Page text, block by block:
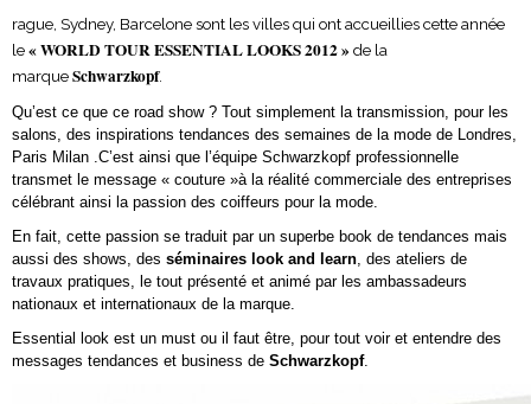
rague, Sydney, Barcelone sont les villes qui ont accueillies cette année
le« WORLD TOUR ESSENTIAL LOOKS 2012 » de la
marqueSchwarzkopf.
Qu’est ce que ce road show ? Tout simplement la transmission, pour les
salons, des inspirations tendances des semaines de la mode de Londres,
Paris Milan .C’est ainsi que l’équipe Schwarzkopf professionnelle
transmet le message « couture »à la réalité commerciale des entreprises
célébrant ainsi la passion des coiffeurs pour la mode.
En fait, cette passion se traduit par un superbe book de tendances mais
aussi des shows, des séminaires look and learn , des ateliers de
travaux pratiques, le tout présenté et animé par les ambassadeurs
nationaux et internationaux de la marque.
Essential look est un must ou il faut être, pour tout voir et entendre des
messages tendances et business de Schwarzkopf.